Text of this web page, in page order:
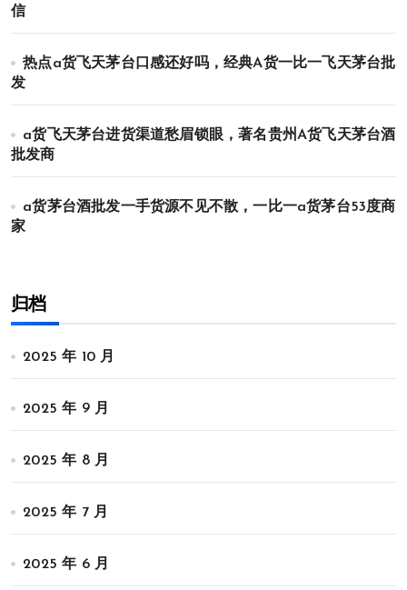
信
热点a货飞天茅台口感还好吗，经典A货一比一飞天茅台批
发
a货飞天茅台进货渠道愁眉锁眼，著名贵州A货飞天茅台酒
批发商
a货茅台酒批发一手货源不见不散，一比一a货茅台53度商
家
归档
2025 年 10 月
2025 年 9 月
2025 年 8 月
2025 年 7 月
2025 年 6 月